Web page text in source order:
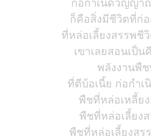
ก็คือสิ่งมีชีวิตที่ก่อ
ที่หล่อเลี้ยงสรรพชี
เขาเลยสอนเป็น
พลังงานพืช
ที่ตีบ้อเนี้ย ก่อกำ
พืชที่หล่อเหลี้ย
พืชที่หล่อเลี้ยง
พืชที่หล่อเลี้ยงส